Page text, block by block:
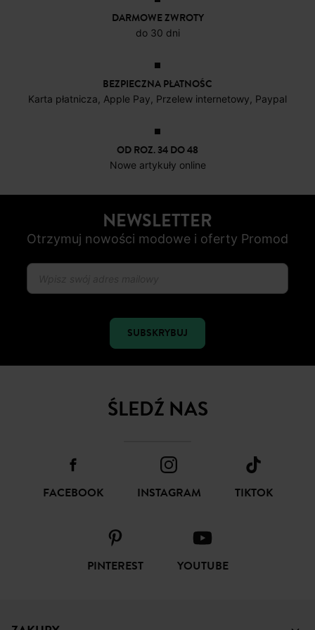
DARMOWE ZWROTY
do 30 dni
BEZPIECZNA PŁATNOŚC
Karta płatnicza, Apple Pay, Przelew internetowy, Paypal
OD ROZ. 34 DO 48
Nowe artykuły online
NEWSLETTER
Otrzymuj nowości modowe i oferty Promod
SUBSKRYBUJ
ŚLEDŹ NAS
FACEBOOK INSTAGRAM TIKTOK
PINTEREST YOUTUBE